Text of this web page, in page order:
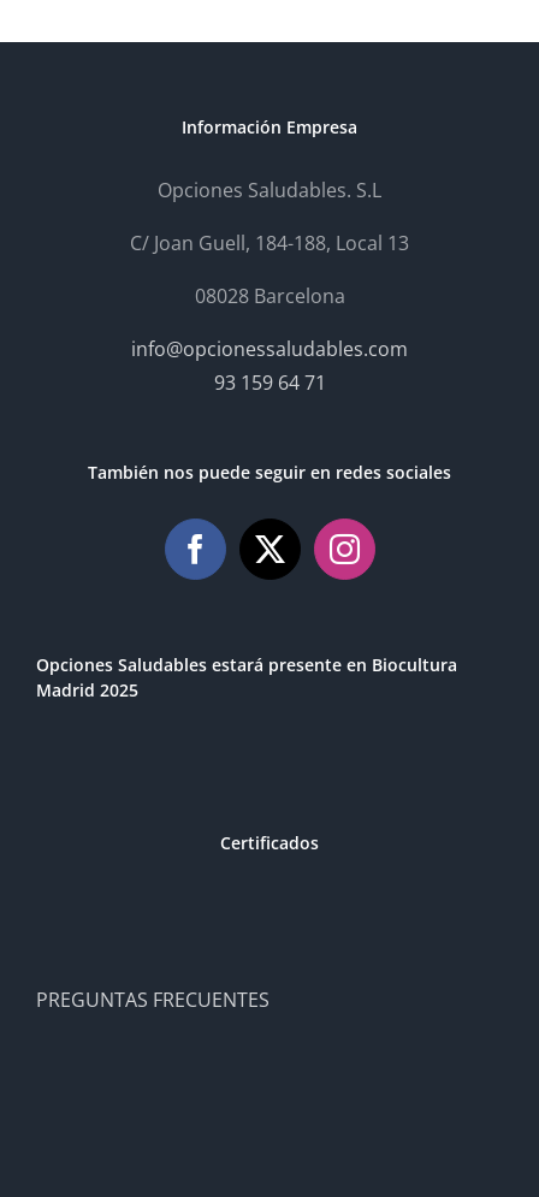
Información Empresa
Opciones Saludables. S.L
C/ Joan Guell, 184-188, Local 13
08028 Barcelona
info@opcionessaludables.com
93 159 64 71
También nos puede seguir en redes sociales
Opciones Saludables estará presente en Biocultura
Madrid 2025
Certificados
PREGUNTAS FRECUENTES